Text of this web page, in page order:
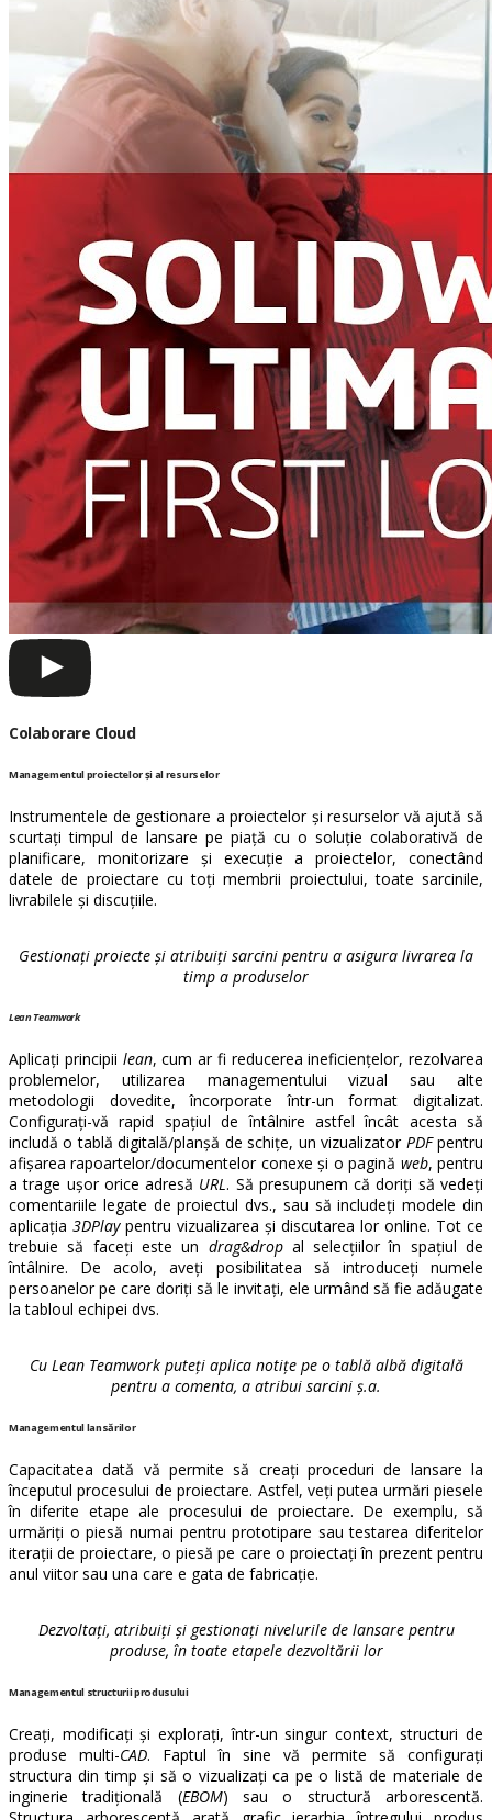
Colaborare Cloud
Managementul proiectelor și al resurselor
Instrumentele de gestionare a proiectelor și resurselor vă ajută să
scurtați timpul de lansare pe piață cu o soluție colaborativă de
planificare, monitorizare și execuție a proiectelor, conectând
datele de proiectare cu toți membrii proiectului, toate sarcinile,
livrabilele și discuțiile.
Gestionați proiecte și atribuiți sarcini pentru a asigura livrarea la
timp a produselor
Lean Teamwork
Aplicați principii lean, cum ar fi reducerea ineficiențelor, rezolvarea
problemelor, utilizarea managementului vizual sau alte
metodologii dovedite, încorporate într-un format digitalizat.
Configurați-vă rapid spațiul de întâlnire astfel încât acesta să
includă o tablă digitală/planșă de schițe, un vizualizator PDFpentru
afișarea rapoartelor/documentelor conexe și o pagină web, pentru
a trage ușor orice adresă URL. Să presupunem că doriți să vedeți
comentariile legate de proiectul dvs., sau să includeți modele din
aplicația 3DPlaypentru vizualizarea și discutarea lor online. Tot ce
trebuie să faceți este un drag&dropal selecțiilor în spațiul de
întâlnire.
De acolo, aveți posibilitatea să introduceți numele
persoanelor pe care doriți să le invitați, ele urmând să fie adăugate
la tabloul echipei dvs.
Cu Lean Teamwork puteți aplica notițe pe o tablă albă digitală
pentru a comenta, a atribui sarcini ș.a.
Managementul lansărilor
Capacitatea dată vă permite să creați proceduri de lansare la
începutul procesului de proiectare. Astfel, veți putea urmări piesele
în diferite etape ale procesului de proiectare. De exemplu, să
urmăriți o piesă numai pentru prototipare sau testarea diferitelor
iterații de proiectare, o piesăpe care o proiectați în prezent pentru
anul viitor sau una care e gata de fabricație.
Dezvoltați, atribuiți și gestionați nivelurile de lansare pentru
produse, în toate etapele dezvoltării lor
Managementul structurii produsului
Creați, modificați și explorați, într-un singur context, structuri de
produse multi-CAD.
Faptul în sine vă permite să configurați
structura din timp și să o vizualizați ca pe o listă de materiale de
inginerie tradițională (EBOM) sau o structură arborescentă.